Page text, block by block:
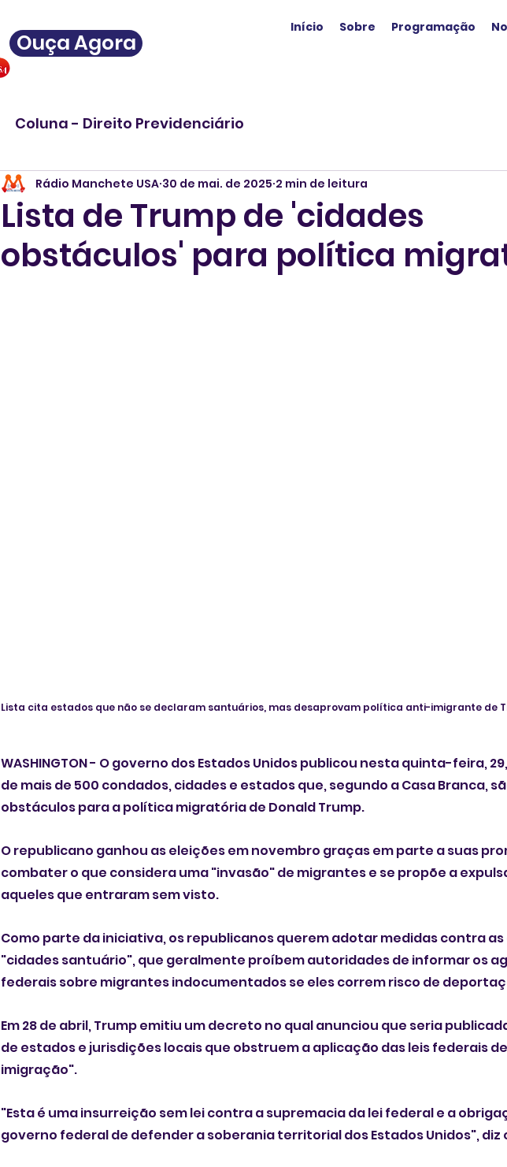
Ouça Agora
Início Sobre Programação
Coluna - Direito Previdenciário
Lista de Trump de 'cidades
obstáculos' para política
Rádio Manchete USA 30 de mai. de 2025 2 min de leitura
Lista cita estados que não se declaram santuários, mas desaprovam política anti-imigrante de
WASHINGTON - O governo dos Estados Unidos publicou nesta quinta-feira,
de mais de 500 condados, cidades e estados que, segundo a Casa Branca,
obstáculos para a política migratória de Donald Trump.
O republicano ganhou as eleições em novembro graças em parte a suas
combater o que considera uma "invasão" de migrantes e se propõe a
aqueles que entraram sem visto.
Como parte da iniciativa, os republicanos querem adotar medidas contra
"cidades santuário", que geralmente proíbem autoridades de informar os
federais sobre migrantes indocumentados se eles correm risco de
Em 28 de abril, Trump emitiu um decreto no qual anunciou que seria
de estados e jurisdições locais que obstruem a aplicação das leis federais de
imigração".
"Esta é uma insurreição sem lei contra a supremacia da lei federal e a
governo federal de defender a soberania territorial dos Estados Unidos", diz